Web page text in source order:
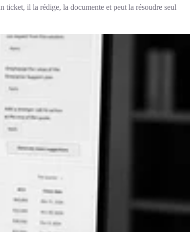
ticket, il la rédige, la documente et peut la résoudre seul